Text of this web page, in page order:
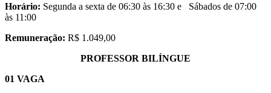
Horário: Segunda a sexta de 06:30 às 16:30 e Sábados de 07:00
às 11:00
Remuneração: R$ 1.049,00
PROFESSOR BILÍNGUE
01 VAGA